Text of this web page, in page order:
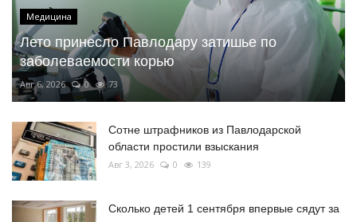
Медицина
Лето принесло Павлодару затишье по
заболеваемости корью
Авг 6, 2026 0 73
Сотне штрафников из Павлодарской
области простили взыскания
Авг 3, 2026 0 139
Сколько детей 1 сентября впервые сядут за